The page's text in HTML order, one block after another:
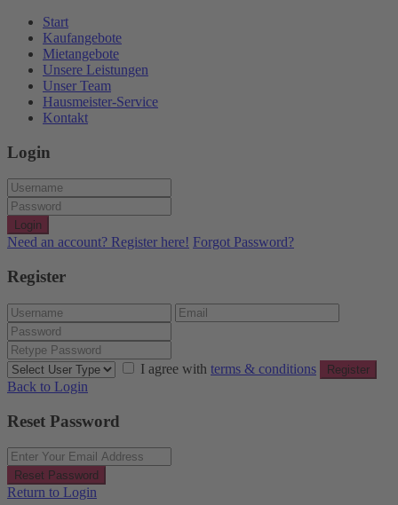
Start
Kaufangebote
Mietangebote
Unsere Leistungen
Unser Team
Hausmeister-Service
Kontakt
Login
Login
Need an account? Register here! Forgot Password?
Register
I agree with terms & conditions Register
Back to Login
Reset Password
Reset Password
Return to Login